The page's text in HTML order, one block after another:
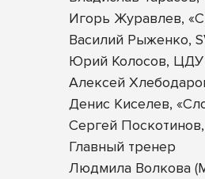
Игорь Журавлев,
Василий Рыженко,
Юрий Колосов,
Алексей
Денис Киселев,
Сергей
Главный тренер
Людмила Волкова